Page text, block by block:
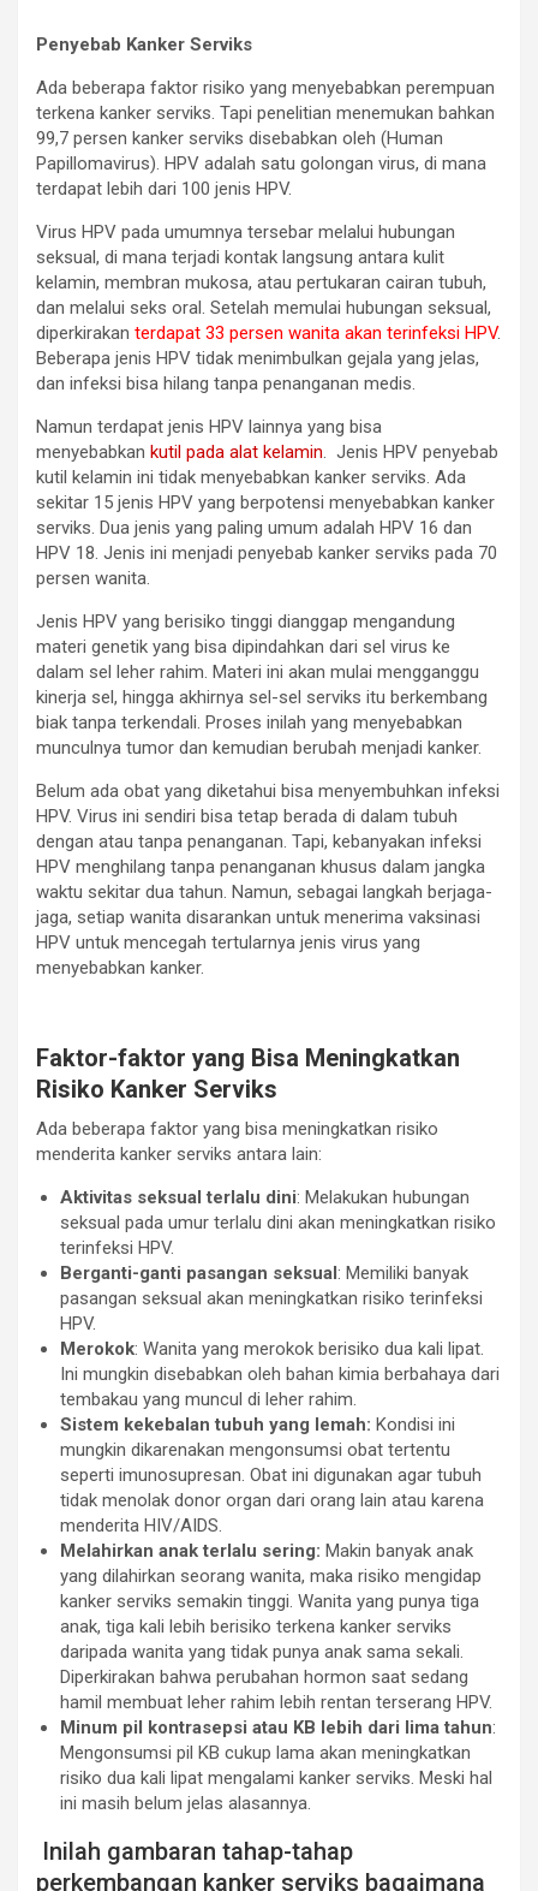
Penyebab Kanker Serviks
Ada beberapa faktor risiko yang menyebabkan perempuan
terkena kanker serviks. Tapi penelitian menemukan bahkan
99,7 persen kanker serviks disebabkan oleh (Human
Papillomavirus). HPV adalah satu golongan virus, di mana
terdapat lebih dari 100 jenis HPV.
Virus HPV pada umumnya tersebar melalui hubungan
seksual, di mana terjadi kontak langsung antara kulit
kelamin, membran mukosa, atau pertukaran cairan tubuh,
dan melalui seks oral. Setelah memulai hubungan seksual,
diperkirakan terdapat 33 persen wanita akan terinfeksi HPV.
Beberapa jenis HPV tidak menimbulkan gejala yang jelas,
dan infeksi bisa hilang tanpa penanganan medis.
Namun terdapat jenis HPV lainnya yang bisa
menyebabkan kutil pada alat kelamin. Jenis HPV penyebab
kutil kelamin ini tidak menyebabkan kanker serviks. Ada
sekitar 15 jenis HPV yang berpotensi menyebabkan kanker
serviks. Dua jenis yang paling umum adalah HPV 16 dan
HPV 18. Jenis ini menjadi penyebab kanker serviks pada 70
persen wanita.
Jenis HPV yang berisiko tinggi dianggap mengandung
materi genetik yang bisa dipindahkan dari sel virus ke
dalam sel leher rahim. Materi ini akan mulai mengganggu
kinerja sel, hingga akhirnya sel-sel serviks itu berkembang
biak tanpa terkendali. Proses inilah yang menyebabkan
munculnya tumor dan kemudian berubah menjadi kanker.
Belum ada obat yang diketahui bisa menyembuhkan infeksi
HPV. Virus ini sendiri bisa tetap berada di dalam tubuh
dengan atau tanpa penanganan. Tapi, kebanyakan infeksi
HPV menghilang tanpa penanganan khusus dalam jangka
waktu sekitar dua tahun. Namun, sebagai langkah berjaga-
jaga, setiap wanita disarankan untuk menerima vaksinasi
HPV untuk mencegah tertularnya jenis virus yang
menyebabkan kanker.
Faktor-faktor yang Bisa Meningkatkan
Risiko Kanker Serviks
Ada beberapa faktor yang bisa meningkatkan risiko
menderita kanker serviks antara lain:
Aktivitas seksual terlalu dini: Melakukan hubungan
seksual pada umur terlalu dini akan meningkatkan risiko
terinfeksi HPV.
Berganti-ganti pasangan seksual: Memiliki banyak
pasangan seksual akan meningkatkan risiko terinfeksi
HPV.
Merokok: Wanita yang merokok berisiko dua kali lipat.
Ini mungkin disebabkan oleh bahan kimia berbahaya dari
tembakau yang muncul di leher rahim.
Sistem kekebalan tubuh yang lemah: Kondisi ini
mungkin dikarenakan mengonsumsi obat tertentu
seperti imunosupresan. Obat ini digunakan agar tubuh
tidak menolak donor organ dari orang lain atau karena
menderita HIV/AIDS.
Melahirkan anak terlalu sering: Makin banyak anak
yang dilahirkan seorang wanita, maka risiko mengidap
kanker serviks semakin tinggi. Wanita yang punya tiga
anak, tiga kali lebih berisiko terkena kanker serviks
daripada wanita yang tidak punya anak sama sekali.
Diperkirakan bahwa perubahan hormon saat sedang
hamil membuat leher rahim lebih rentan terserang HPV.
Minum pil kontrasepsi atau KB lebih dari lima tahun:
Mengonsumsi pil KB cukup lama akan meningkatkan
risiko dua kali lipat mengalami kanker serviks. Meski hal
ini masih belum jelas alasannya.
Inilah gambaran tahap-tahap
perkembangan kanker serviks bagaimana